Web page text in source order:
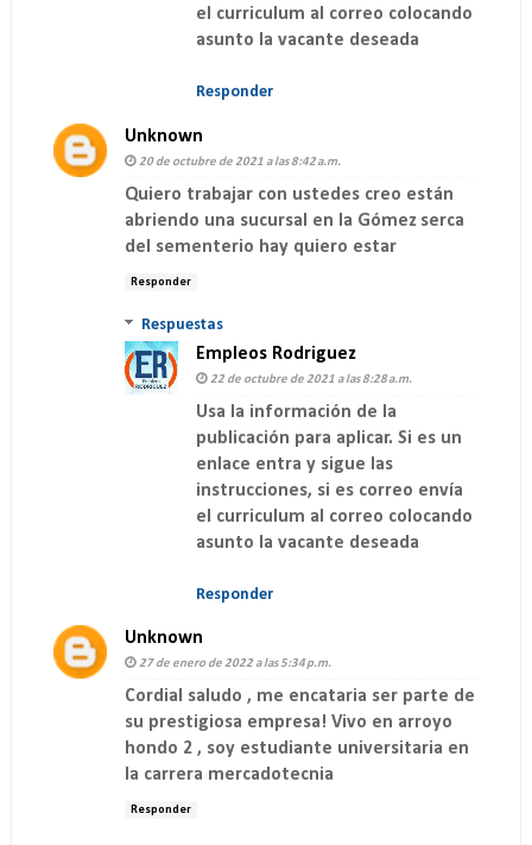
el curriculum al correo colocando
asunto la vacante deseada
Responder
Unknown
20 de octubre de 2021 a las 8:42 a.m.
Quiero trabajar con ustedes creo están
abriendo una sucursal en la Gómez serca
del sementerio hay quiero estar
Responder
Respuestas
Empleos Rodriguez
22 de octubre de 2021 a las 8:28 a.m.
Usa la información de la
publicación para aplicar. Si es un
enlace entra y sigue las
instrucciones, si es correo envía
el curriculum al correo colocando
asunto la vacante deseada
Responder
Unknown
27 de enero de 2022 a las 5:34 p.m.
Cordial saludo , me encataria ser parte de
su prestigiosa empresa! Vivo en arroyo
hondo 2 , soy estudiante universitaria en
la carrera mercadotecnia
Responder